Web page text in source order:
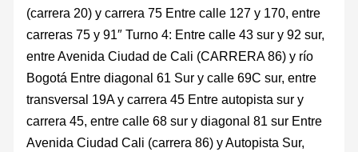
(carrera 20) y carrera 75 Entre calle 127 y 170, entre
carreras 75 y 91″ Turno 4: Entre calle 43 sur y 92 sur,
entre Avenida Ciudad de Cali (CARRERA 86) y río
Bogotá Entre diagonal 61 Sur y calle 69C sur, entre
transversal 19A y carrera 45 Entre autopista sur y
carrera 45, entre calle 68 sur y diagonal 81 sur Entre
Avenida Ciudad Cali (carrera 86) y Autopista Sur,